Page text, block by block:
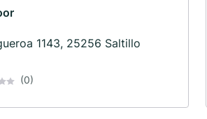
1143, 25256 Saltillo
(0)